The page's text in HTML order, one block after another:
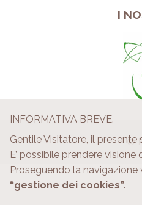
I
©
INFORMATIVA BREVE.
Gentile Visitatore, il
E’ possibile prendere
Proseguendo la
“gestione dei cookies”.